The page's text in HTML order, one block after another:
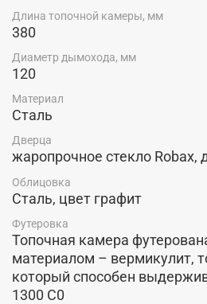
Длина топочной камеры, мм
380
Диаметр дымохода, мм
120
Материал
Сталь
Дверца
жаропрочное стекло
Облицовка
Сталь, цвет графит
Футеровка
Топочная камера
материалом – вермикулит,
который способен
1300 С0